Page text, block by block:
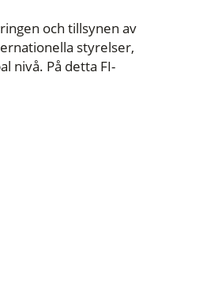
och tillsynen av
styrelser,
nivå. På detta FI-